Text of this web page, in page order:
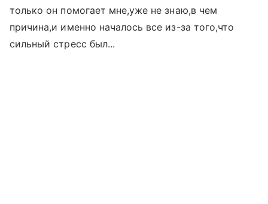
только он помогает мне,уже не знаю,в чем
причина,и именно началось все из-за того,что
сильный стресс был...